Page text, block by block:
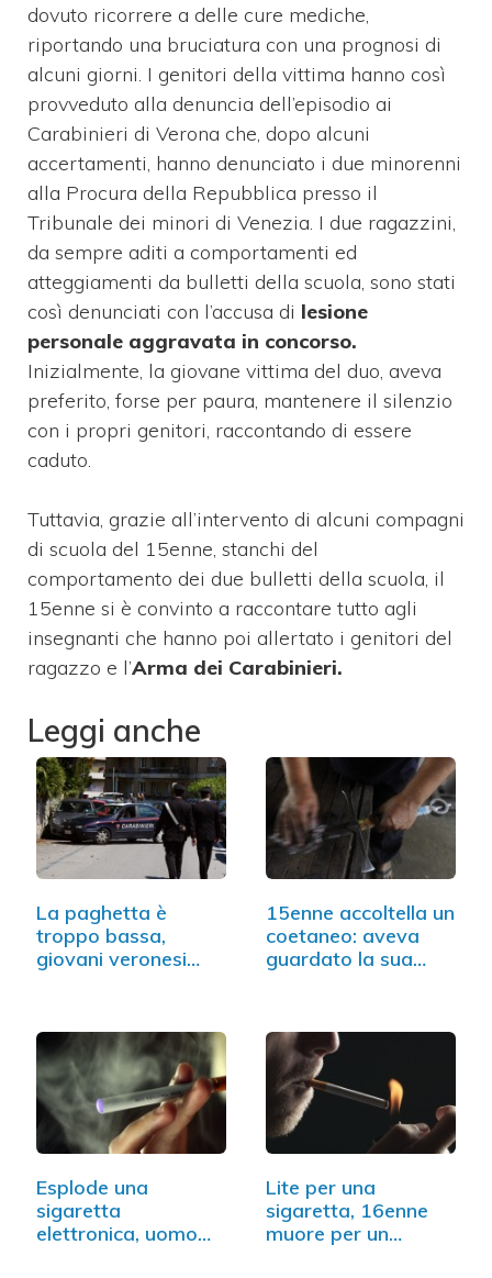
dovuto ricorrere a delle cure mediche,
riportando una bruciatura con una prognosi di
alcuni giorni. I genitori della vittima hanno così
provveduto alla denuncia dell’episodio ai
Carabinieri di Verona che, dopo alcuni
accertamenti, hanno denunciato i due minorenni
alla Procura della Repubblica presso il
Tribunale dei minori di Venezia. I due ragazzini,
da sempre aditi a comportamenti ed
atteggiamenti da bulletti della scuola, sono stati
così denunciati con l’accusa di lesione
personale aggravata in concorso.
Inizialmente, la giovane vittima del duo, aveva
preferito, forse per paura, mantenere il silenzio
con i propri genitori, raccontando di essere
caduto.
Tuttavia, grazie all’intervento di alcuni compagni
di scuola del 15enne, stanchi del
comportamento dei due bulletti della scuola, il
15enne si è convinto a raccontare tutto agli
insegnanti che hanno poi allertato i genitori del
ragazzo e l’Arma dei Carabinieri.
Leggi anche
La paghetta è
troppo bassa,
giovani veronesi
15enne accoltella un
coetaneo: aveva
guardato la sua
Esplode una
sigaretta
elettronica, uomo
Lite per una
sigaretta, 16enne
muore per un